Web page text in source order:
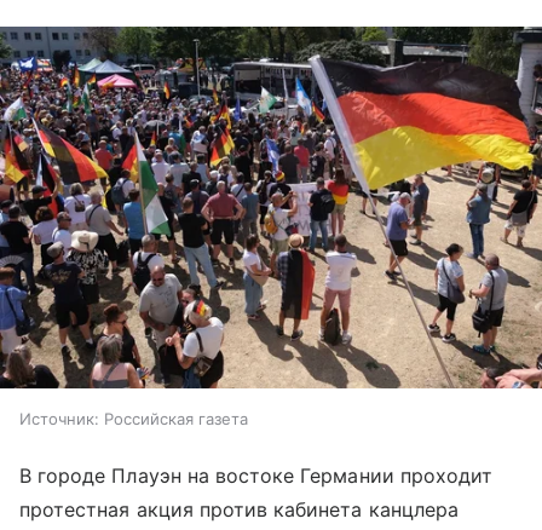
Источник: Российская газета
В городе Плауэн на востоке Германии проходит
протестная акция против кабинета канцлера